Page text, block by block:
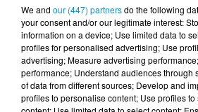
13h20
Les échanges
l’Algérie tombent
11h54
We and our (447) partnersdo the following
your consent and/or our legitimate interest:
information on a device; Use limited data to
profiles for personalised advertising; Use
advertising; Measure advertising
performance; Understand audiences through
of data from different sources; Develop and
profiles to personalise content; Use profiles